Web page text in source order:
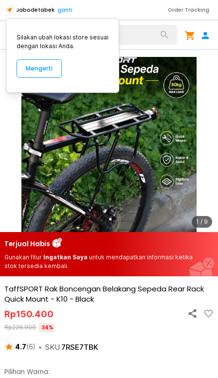
Jabodetabek ganti Order Tracking
Alat Kopi
1 / 9
Terjual Habis
Gunakan fitur Ingatkan Saya untuk mendapatkan informasi ketika
stok tersedia kembali.
TaffSPORT Rak Boncengan Belakang Sepeda Rear Rack
Quick Mount - K10 - Black
4.7(6) • SKU 7RSE7TBK
Rp150.400
Rp226.900 34%
Pilihan Warna:
Silakan ubah lokasi store sesuai
dengan lokasi Anda.
Mengerti